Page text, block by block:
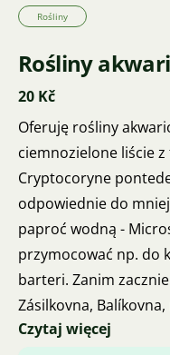
Rośliny
Rośliny
20 Kč
Oferuję rośliny
ciemnozielone liście
Cryptocoryne
odpowiednie do
paproć wodną -
przymocować np. do
barteri. Zanim
Zásilkovna,
osobiście. W
Czytaj więcej